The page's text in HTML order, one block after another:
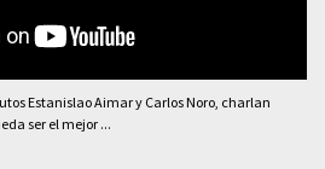
Estanislao Aimar y Carlos Noro, charlan
ser el mejor ...